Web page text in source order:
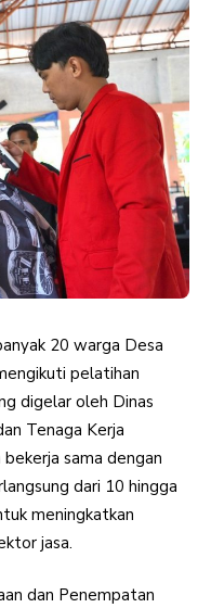
20 warga Desa
pelatihan
digelar oleh Dinas
Tenaga Kerja
sama dengan
dari 10 hingga
meningkatkan
jasa.
dan Penempatan